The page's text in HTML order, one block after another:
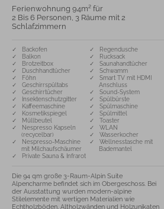
Ferienwohnung 94m² für
2 Bis 6 Personen, 3 Räume mit 2
Schlafzimmern
✓ Backofen
✓ Balkon
✓ Brotzeitbox
✓ Duschhandtücher
✓ Föhn
✓ Geschirrspültabs
✓ Geschirrtücher
✓ Insektenschutzgitter
✓ Kaffeemaschine
✓ Kosmetikspiegel
✓ Müllbeutel
✓ Nespresso Kapseln
(recycelbar)
✓ Nespresso-Maschine
mit Milchaufschäumer
✓ Private Sauna & Infrarot
✓ Regendusche
✓ Rucksack
✓ Saunahandtücher
✓ Schwamm
✓ Smart TV mit HDMI
Anschluss
✓ Sound-System
✓ Spülbürste
✓ Spülmaschine
✓ Spülmittel
✓ Toaster
✓ WLAN
✓ Wasserkocher
✓ Wellnesstasche mit
Bademantel
Die 94 qm große 3-Raum-Alpin Suite
Alpencharme befindet sich im Obergeschoss. Bei
der Ausstattung wurden modern-alpine
Stilelemente mit wertigen Materialien wie
Echtholzböden, Altholzwänden und Holzunikaten